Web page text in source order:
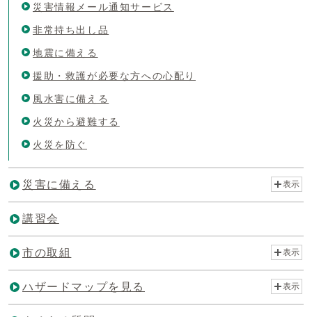
災害情報メール通知サービス
非常持ち出し品
地震に備える
援助・救護が必要な方への心配り
風水害に備える
火災から避難する
火災を防ぐ
災害に備える 表示
講習会
市の取組 表示
ハザードマップを見る 表示